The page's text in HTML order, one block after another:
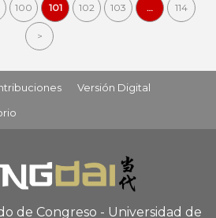
100 101 102 103 … 114
>
Versión Digital
de Congreso - Universidad de